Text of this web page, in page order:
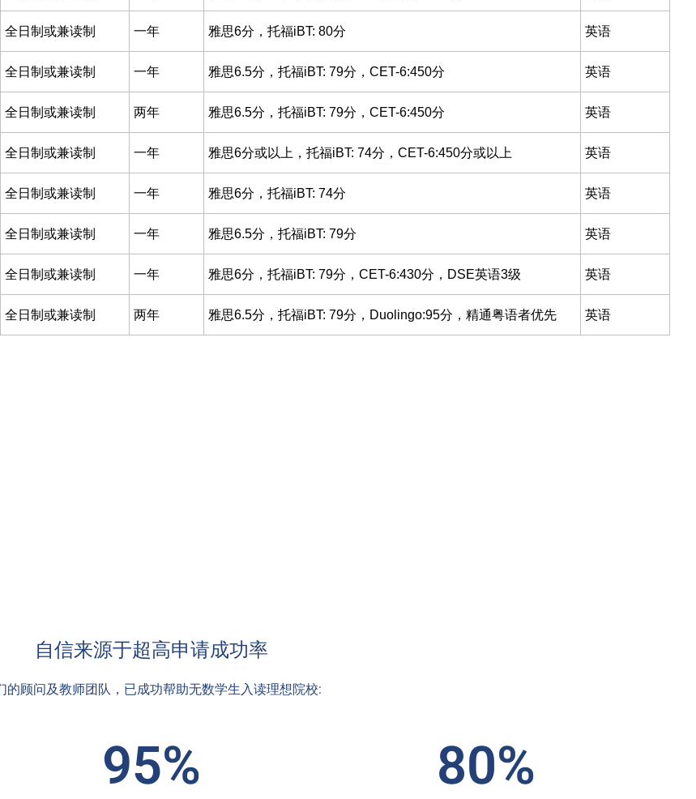
全日制或兼读制 一年 雅思6分，托福iBT: 80分 英语
全日制或兼读制 一年 雅思6.5分，托福iBT: 79分，CET-6:450分 英语
全日制或兼读制 两年 雅思6.5分，托福iBT: 79分，CET-6:450分 英语
全日制或兼读制 一年 雅思6分或以上，托福iBT: 74分，CET-6:450分或以上 英语
全日制或兼读制 一年 雅思6分，托福iBT: 74分 英语
全日制或兼读制 一年 雅思6.5分，托福iBT: 79分 英语
全日制或兼读制 一年 雅思6分，托福iBT: 79分，CET-6:430分，DSE英语3级 英语
全日制或兼读制 两年 雅思6.5分，托福iBT: 79分，Duolingo:95分，精通粤语者优先 英语
自信来源于超高申请成功率
的顾问及教师团队，已成功帮助无数学生入读理想院校:
95% 80%